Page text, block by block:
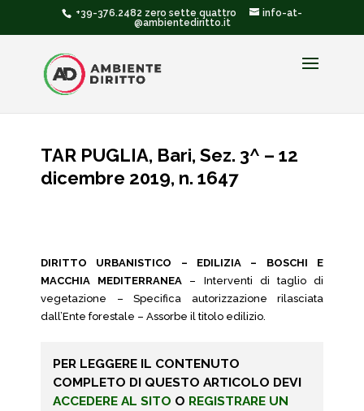
+39-376.2482 zero sette quattro
info-at-
@ambientediritto.it
TAR PUGLIA, Bari, Sez. 3^ – 12
dicembre 2019, n. 1647
DIRITTO URBANISTICO – EDILIZIA – BOSCHI E
MACCHIA MEDITERRANEA – Interventi di taglio di
vegetazione – Specifica autorizzazione rilasciata
dall’Ente forestale – Assorbe il titolo edilizio.
PER LEGGERE IL CONTENUTO
COMPLETO DI QUESTO ARTICOLO DEVI
ACCEDERE AL SITO O REGISTRARE UN